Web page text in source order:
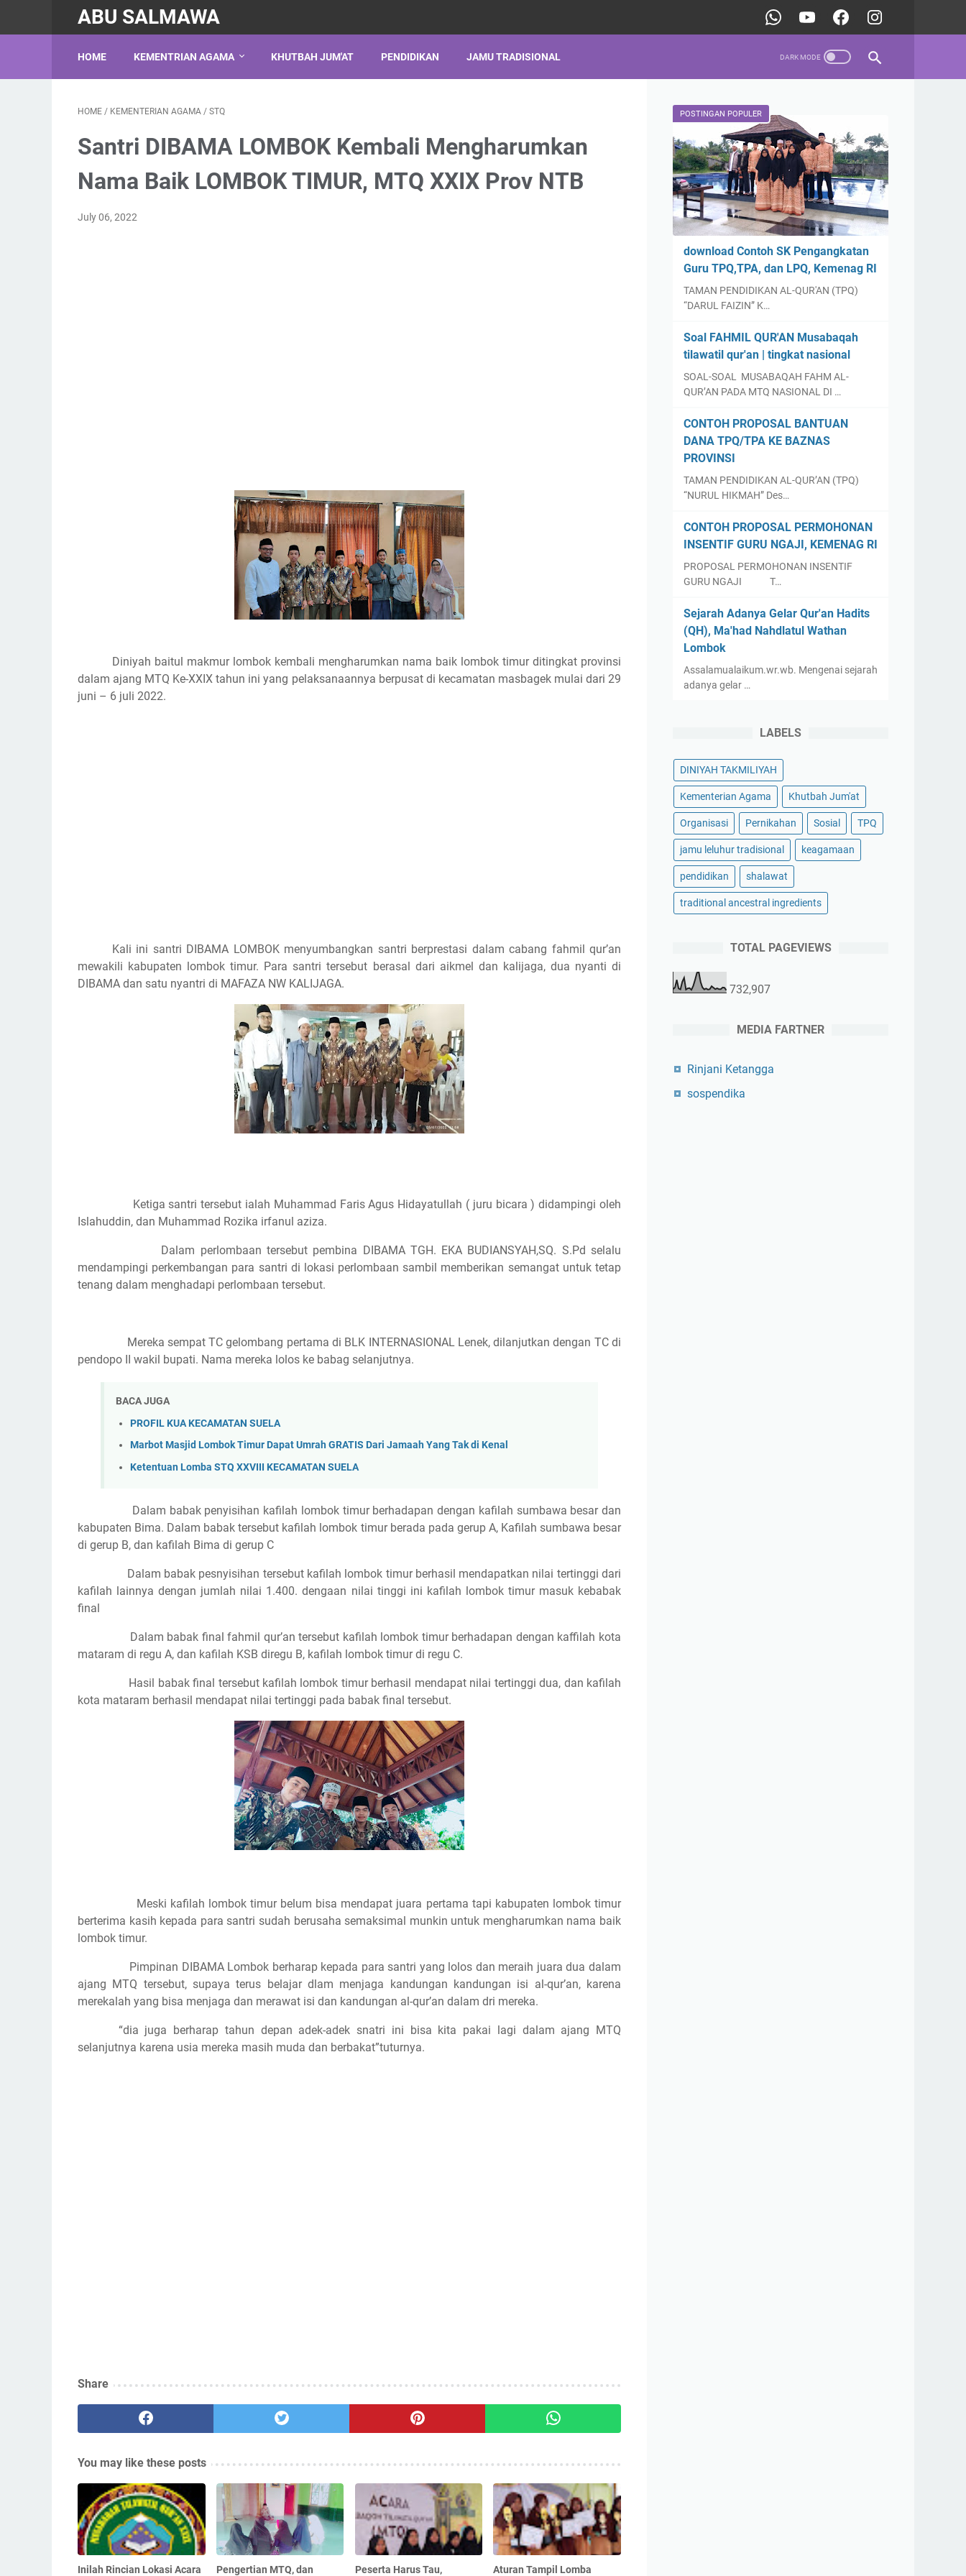
ABU SALMAWA
HOME KEMENTRIAN AGAMA KHUTBAH JUM'AT PENDIDIKAN JAMU TRADISIONAL
HOME / KEMENTERIAN AGAMA / STQ
Santri DIBAMA LOMBOK Kembali Mengharumkan
Nama Baik LOMBOK TIMUR, MTQ XXIX Prov NTB
July 06, 2022
Diniyah baitul makmur lombok kembali mengharumkan nama baik lombok timur ditingkat provinsi
dalam ajang MTQ Ke-XXIX tahun ini yang pelaksanaannya berpusat di kecamatan masbagek mulai dari 29
juni – 6 juli 2022.
Kali ini santri DIBAMA LOMBOK menyumbangkan santri berprestasi dalam cabang fahmil qur’an
mewakili kabupaten lombok timur. Para santri tersebut berasal dari aikmel dan kalijaga, dua nyanti di
DIBAMA dan satu nyantri di MAFAZA NW KALIJAGA.
Ketiga santri tersebut ialah Muhammad Faris Agus Hidayatullah ( juru bicara ) didampingi oleh
Islahuddin, dan Muhammad Rozika irfanul aziza.
Dalam perlombaan tersebut pembina DIBAMA TGH. EKA BUDIANSYAH,SQ. S.Pd selalu
mendampingi perkembangan para santri di lokasi perlombaan sambil memberikan semangat untuk tetap
tenang dalam menghadapi perlombaan tersebut.
Mereka sempat TC gelombang pertama di BLK INTERNASIONAL Lenek, dilanjutkan dengan TC di
pendopo II wakil bupati. Nama mereka lolos ke babag selanjutnya.
BACA JUGA
PROFIL KUA KECAMATAN SUELA
Marbot Masjid Lombok Timur Dapat Umrah GRATIS Dari Jamaah Yang Tak di Kenal
Ketentuan Lomba STQ XXVIII KECAMATAN SUELA
Dalam babak penyisihan kafilah lombok timur berhadapan dengan kafilah sumbawa besar dan
kabupaten Bima. Dalam babak tersebut kafilah lombok timur berada pada gerup A, Kafilah sumbawa besar
di gerup B, dan kafilah Bima di gerup C
Dalam babak pesnyisihan tersebut kafilah lombok timur berhasil mendapatkan nilai tertinggi dari
kafilah lainnya dengan jumlah nilai 1.400. dengaan nilai tinggi ini kafilah lombok timur masuk kebabak
final
Dalam babak final fahmil qur’an tersebut kafilah lombok timur berhadapan dengan kaffilah kota
mataram di regu A, dan kafilah KSB diregu B, kafilah lombok timur di regu C.
Hasil babak final tersebut kafilah lombok timur berhasil mendapat nilai tertinggi dua, dan kafilah
kota mataram berhasil mendapat nilai tertinggi pada babak final tersebut.
Meski kafilah lombok timur belum bisa mendapat juara pertama tapi kabupaten lombok timur
berterima kasih kepada para santri sudah berusaha semaksimal munkin untuk mengharumkan nama baik
lombok timur.
Pimpinan DIBAMA Lombok berharap kepada para santri yang lolos dan meraih juara dua dalam
ajang MTQ tersebut, supaya terus belajar dlam menjaga kandungan kandungan isi al-qur’an, karena
merekalah yang bisa menjaga dan merawat isi dan kandungan al-qur’an dalam dri mereka.
“dia juga berharap tahun depan adek-adek snatri ini bisa kita pakai lagi dalam ajang MTQ
selanjutnya karena usia mereka masih muda dan berbakat”tuturnya.
Share
You may like these posts
Inilah Rincian Lokasi Acara Pengertian MTQ, dan Peserta Harus Tau, Aturan Tampil Lomba
POSTINGAN POPULER
download Contoh SK Pengangkatan
Guru TPQ,TPA, dan LPQ, Kemenag RI
TAMAN PENDIDIKAN AL-QUR'AN (TPQ)
“DARUL FAIZIN” K…
Soal FAHMIL QUR'AN Musabaqah
tilawatil qur'an | tingkat nasional
SOAL-SOAL MUSABAQAH FAHM AL-
QUR’AN PADA MTQ NASIONAL DI …
CONTOH PROPOSAL BANTUAN
DANA TPQ/TPA KE BAZNAS
PROVINSI
TAMAN PENDIDIKAN AL-QUR’AN (TPQ)
“NURUL HIKMAH” Des…
CONTOH PROPOSAL PERMOHONAN
INSENTIF GURU NGAJI, KEMENAG RI
PROPOSAL PERMOHONAN INSENTIF
GURU NGAJI T…
Sejarah Adanya Gelar Qur'an Hadits
(QH), Ma'had Nahdlatul Wathan
Lombok
Assalamualaikum.wr.wb. Mengenai sejarah
adanya gelar …
LABELS
DINIYAH TAKMILIYAH
Kementerian Agama Khutbah Jum'at
Organisasi Pernikahan Sosial TPQ
jamu leluhur tradisional keagamaan
pendidikan shalawat
traditional ancestral ingredients
TOTAL PAGEVIEWS
732,907
MEDIA FARTNER
Rinjani Ketangga
sospendika